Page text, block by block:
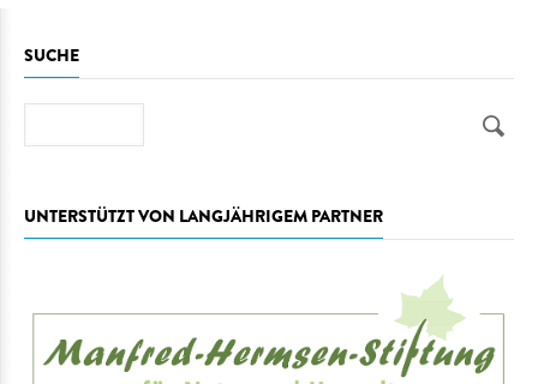
SUCHE
UNTERSTÜTZT VON LANGJÄHRIGEM PARTNER